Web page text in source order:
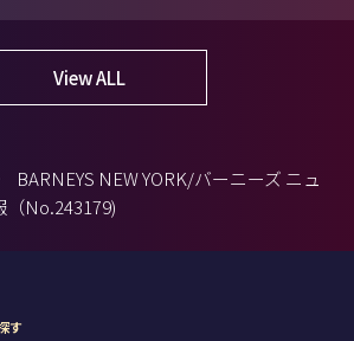
View ALL
BARNEYS NEW YORK/バーニーズ ニュ
No.243179)
す